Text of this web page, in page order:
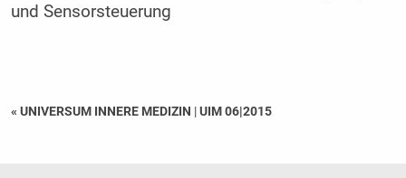
und Sensorsteuerung
« UNIVERSUM INNERE MEDIZIN |UIM 06|2015